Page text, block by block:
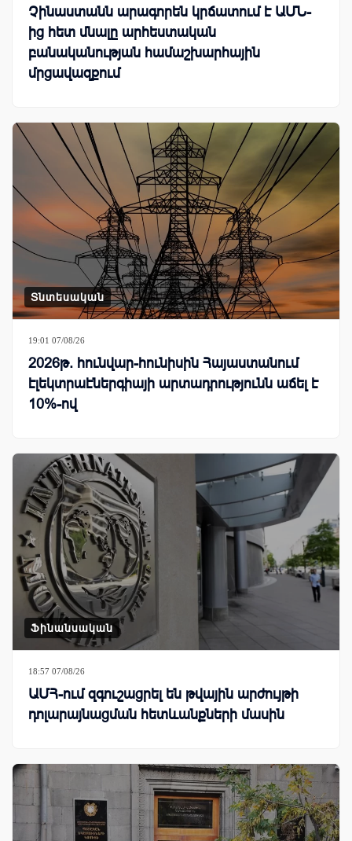
Չինաստանն արագորեն կրճատում է ԱՄՆ-
ից հետ մնալը արհեստական
բանականության համաշխարհային
մրցավազքում
Տնտեսական
19:01 07/08/26
2026թ. հունվար-հունիսին Հայաստանում
էլեկտրաէներգիայի արտադրությունն աճել է
10%-ով
Ֆինանսական
18:57 07/08/26
ԱՄՀ-ում զգուշացրել են թվային արժույթի
դոլարայնացման հետևանքների մասին